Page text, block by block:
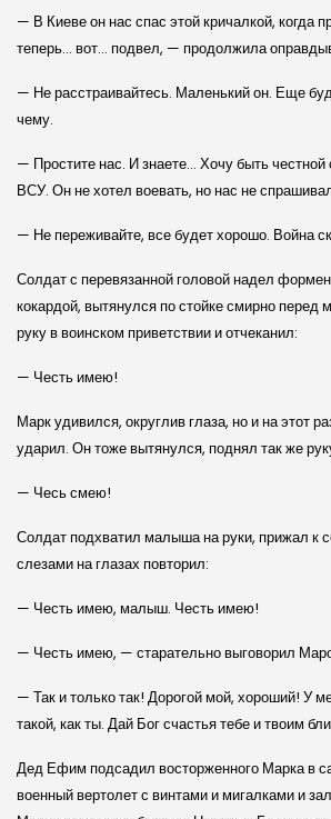
— В Киеве он нас спас этой кричалкой, когда
теперь… вот… подвел, — продолжила
— Не расстраивайтесь. Маленький он. Еще
чему.
— Простите нас. И знаете… Хочу быть
ВСУ. Он не хотел воевать, но нас не
— Не переживайте, все будет хорошо. Война
Солдат с перевязанной головой надел
кокардой, вытянулся по стойке смирно
руку в воинском приветствии и отчеканил:
— Честь имею!
Марк удивился, округлив глаза, но и на этот
ударил. Он тоже вытянулся, поднял так же
— Чесь смею!
Солдат подхватил малыша на руки, прижал к
слезами на глазах повторил:
— Честь имею, малыш. Честь имею!
— Честь имею, — старательно выговорил
— Так и только так! Дорогой мой, хороший! У
такой, как ты. Дай Бог счастья тебе и твоим
Дед Ефим подсадил восторженного Марка в
военный вертолет с винтами и мигалками и